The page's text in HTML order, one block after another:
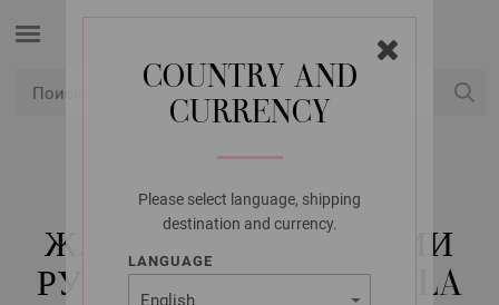
COUNTRY AND
CURRENCY
Please select language, shipping
destination and currency.
LANGUAGE
LANA GROSSA
ЖАКЕТ С КОРОТКИМИ
РУКАВАМИ COTONELLA